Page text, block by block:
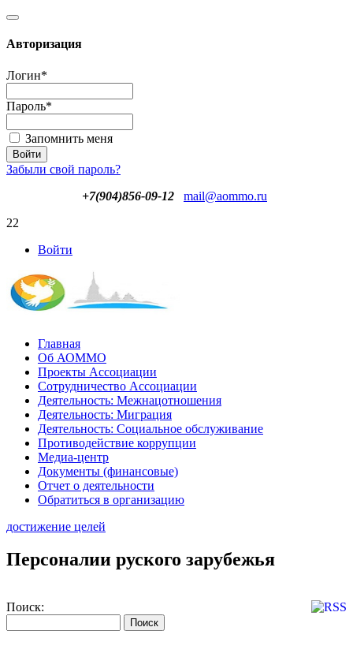
Авторизация
Логин*
Пароль*
Запомнить меня
Забыли свой пароль?
+7(904)856-09-12
mail@aommo.ru
22
Войти
Главная
Об АОММО
Проекты Ассоциации
Сотрудничество Ассоциации
Деятельность: Межнацотношения
Деятельность: Миграция
Деятельность: Социальное обслуживание
Противодействие коррупции
Медиа-центр
Документы (финансовые)
Отчет о деятельности
Обратиться в организацию
достижение целей
Персоналии руского зарубежья
Поиск: